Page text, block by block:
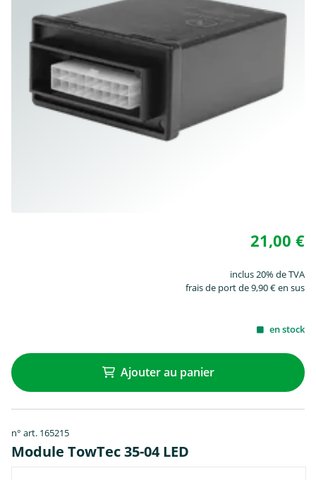
21,00 €
inclus 20% de TVA
frais de port de 9,90 € en sus
en stock
Ajouter au panier
n° art. 165215
Module TowTec 35-04 LED